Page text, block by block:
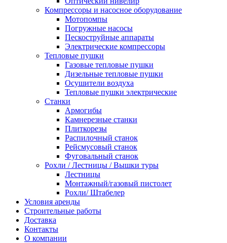
Компрессоры и насосное оборудование
Мотопомпы
Погружные насосы
Пескоструйные аппараты
Электрические компрессоры
Тепловые пушки
Газовые тепловые пушки
Дизельные тепловые пушки
Осушители воздуха
Тепловые пушки электрические
Станки
Армогибы
Камнерезные станки
Плиткорезы
Распилочный станок
Рейсмусовый станок
Фуговальный станок
Рохли / Лестницы / Вышки туры
Лестницы
Монтажный/газовый пистолет
Рохли/ Штабелер
Условия аренды
Строительные работы
Доставка
Контакты
О компании